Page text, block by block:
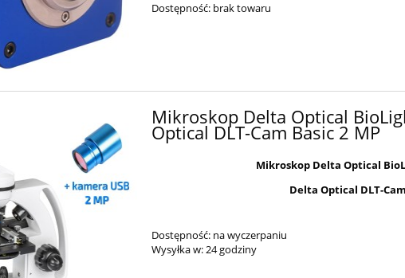
Dostępność: brak towaru
Mikroskop Delta Optical
Optical DLT-Cam Basic 2 MP
Mikroskop Delta Optical
Delta Optical DLT-
Dostępność: na wyczerpaniu
Wysyłka w:24 godziny